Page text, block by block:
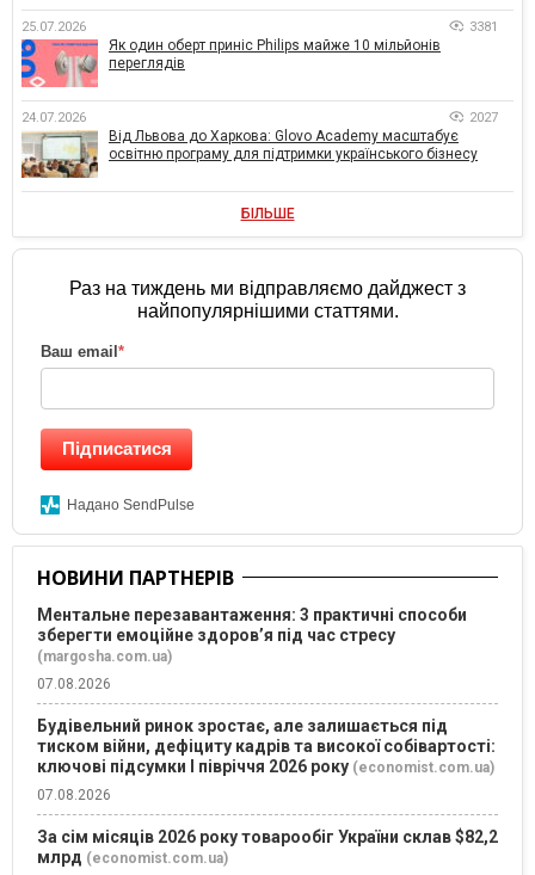
25.07.2026 3381
Як один оберт приніс Philips майже 10 мільйонів
переглядів
24.07.2026 2027
Від Львова до Харкова: Glovo Academy масштабує
освітню програму для підтримки українського бізнесу
БІЛЬШЕ
Раз на тиждень ми відправляємо дайджест з
найпопулярнішими статтями.
Ваш email*
Підписатися
Надано SendPulse
НОВИНИ ПАРТНЕРІВ
Ментальне перезавантаження: 3 практичні способи
зберегти емоційне здоров’я під час стресу
(margosha.com.ua)
07.08.2026
Будівельний ринок зростає, але залишається під
тиском війни, дефіциту кадрів та високої собівартості:
ключові підсумки І півріччя 2026 року (economist.com.ua)
07.08.2026
За сім місяців 2026 року товарообіг України склав $82,2
млрд (economist.com.ua)